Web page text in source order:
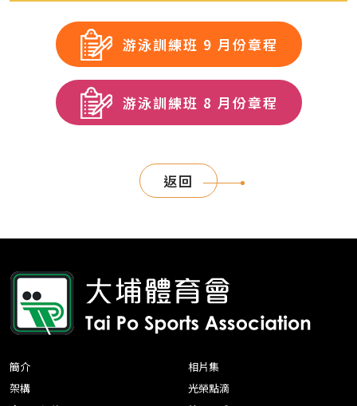
游泳訓練班 9 月份章程
游泳訓練班 8 月份章程
返回
簡介
架構
相片集
光榮點滴